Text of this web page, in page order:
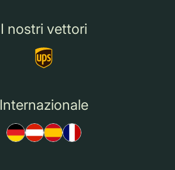
I nostri vettori
Internazionale